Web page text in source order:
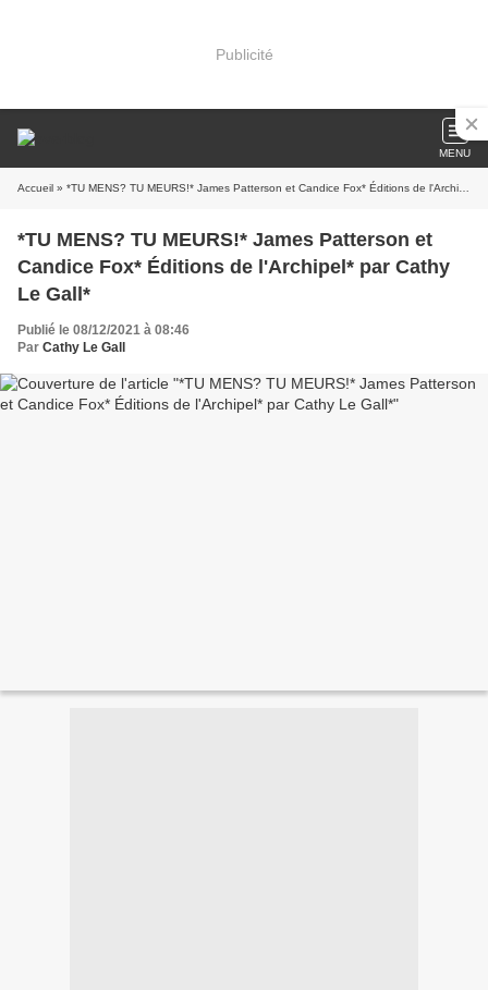
Publicité
MENU
Accueil » *TU MENS? TU MEURS!* James Patterson et Candice Fox* Éditions de l'Archipel* par Cathy Le Gall*
*TU MENS? TU MEURS!* James Patterson et
Candice Fox* Éditions de l'Archipel* par Cathy
Le Gall*
Publié le 08/12/2021 à 08:46
Par Cathy Le Gall